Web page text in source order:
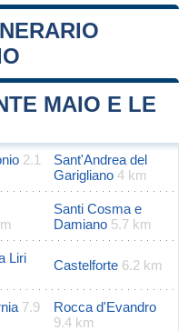
©
MAIO E LE
2.1
Sant'Andrea del
Garigliano 4 km
Santi Cosma e
Damiano 5.7 km
Liri
Castelforte 6.2 km
7.9
Rocca d'Evandro
9.4 km